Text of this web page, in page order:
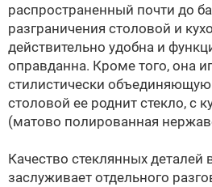
распространенный почти до
разграничения столовой и
действительно удобна и
оправданна. Кроме того, она
стилистически объединяющую
столовой ее роднит стекло, с
(матово полированная
Качество стеклянных деталей
заслуживает отдельного